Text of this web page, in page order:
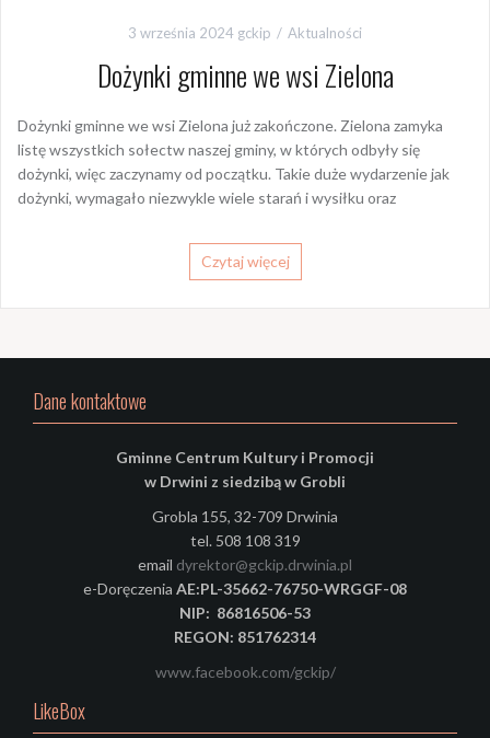
3 września 2024 gckip Aktualności
Dożynki gminne we wsi Zielona
Dożynki gminne we wsi Zielona już zakończone. Zielona zamyka
listę wszystkich sołectw naszej gminy, w których odbyły się
dożynki, więc zaczynamy od początku. Takie duże wydarzenie jak
dożynki, wymagało niezwykle wiele starań i wysiłku oraz
Czytaj więcej
Dane kontaktowe
Gminne Centrum Kultury i Promocji
w Drwini z siedzibą w Grobli
Grobla 155, 32-709 Drwinia
tel. 508 108 319
email dyrektor@gckip.drwinia.pl
e-Doręczenia AE:PL-35662-76750-WRGGF-08
NIP: 86816506-53
REGON: 851762314
www.facebook.com/gckip/
LikeBox